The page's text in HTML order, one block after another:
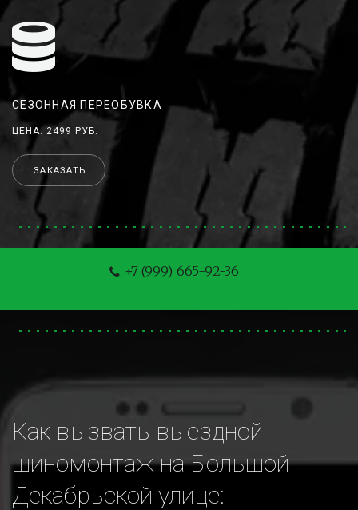
СЕЗОННАЯ ПЕРЕОБУВКА
ЦЕНА: 2499 РУБ.
ЗАКАЗАТЬ
+7 (999) 665-92-36
Как вызвать выездной
шиномонтаж на Большой
Декабрьской улице: